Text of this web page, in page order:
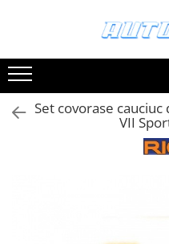
Montaj Sisteme Audio Auto
Accesorii interior
Covorase auto mocheta
Covorase cauciuc auto
Set covorase
VII